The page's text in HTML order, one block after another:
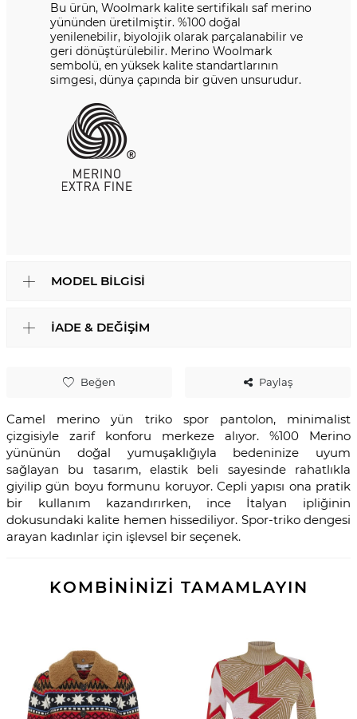
Beğen Paylaş
Camel merino yün triko spor pantolon, minimalist
çizgisiyle zarif konforu merkeze alıyor. %100 Merino
yününün doğal yumuşaklığıyla bedeninize uyum
sağlayan bu tasarım, elastik beli sayesinde rahatlıkla
giyilip gün boyu formunu koruyor. Cepli yapısı ona pratik
bir kullanım kazandırırken, ince İtalyan ipliğinin
dokusundaki kalite hemen hissediliyor. Spor-triko dengesi
arayan kadınlar için işlevsel bir seçenek.
Bu ürün, Woolmark kalite sertifikalı saf merino
yününden üretilmiştir. %100 doğal
yenilenebilir, biyolojik olarak parçalanabilir ve
geri dönüştürülebilir. Merino Woolmark
sembolü, en yüksek kalite standartlarının
simgesi, dünya çapında bir güven unsurudur.
MODEL BILGISI
İADE & DEĞIŞIM
KOMBİNİNİZİ TAMAMLAYIN